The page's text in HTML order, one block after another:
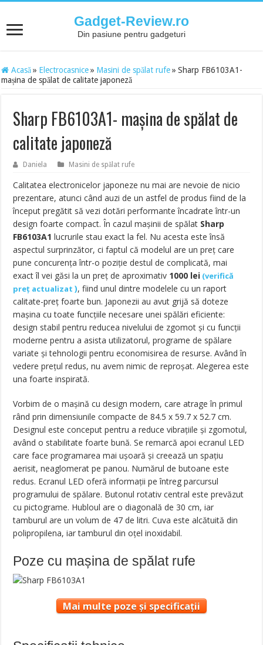
Gadget-Review.ro
Din pasiune pentru gadgeturi
Acasă » Electrocasnice » Masini de spălat rufe » Sharp FB6103A1-
mașina de spălat de calitate japoneză
Sharp FB6103A1- mașina de spălat de
calitate japoneză
Daniela Masini de spălat rufe
Calitatea electronicelor japoneze nu mai are nevoie de nicio
prezentare, atunci când auzi de un astfel de produs fiind de la
început pregătit să vezi dotări performante încadrate într-un
design foarte compact. În cazul mașinii de spălat Sharp
FB6103A1 lucrurile stau exact la fel. Nu acesta este însă
aspectul surprinzător, ci faptul că modelul are un preț care
pune concurența într-o poziție destul de complicată, mai
exact îl vei găsi la un preț de aproximativ 1000 lei (verifică
preț actualizat), fiind unul dintre modelele cu un raport
calitate-preț foarte bun. Japonezii au avut grijă să doteze
mașina cu toate funcțiile necesare unei spălări eficiente:
design stabil pentru reducea nivelului de zgomot și cu funcții
moderne pentru a asista utilizatorul, programe de spălare
variate și tehnologii pentru economisirea de resurse. Având în
vedere prețul redus, nu avem nimic de reproșat. Alegerea este
una foarte inspirată.
Vorbim de o mașină cu design modern, care atrage în primul
rând prin dimensiunile compacte de 84.5 x 59.7 x 52.7 cm.
Designul este conceput pentru a reduce vibrațiile și zgomotul,
având o stabilitate foarte bună. Se remarcă apoi ecranul LED
care face programarea mai ușoară și creează un spațiu
aerisit, neaglomerat pe panou. Numărul de butoane este
redus. Ecranul LED oferă informații pe întreg parcursul
programului de spălare. Butonul rotativ central este prevăzut
cu pictograme. Hubloul are o diagonală de 30 cm, iar
tamburul are un volum de 47 de litri. Cuva este alcătuită din
polipropilena, iar tamburul din oțel inoxidabil.
Poze cu mașina de spălat rufe
Mai multe poze și specificații